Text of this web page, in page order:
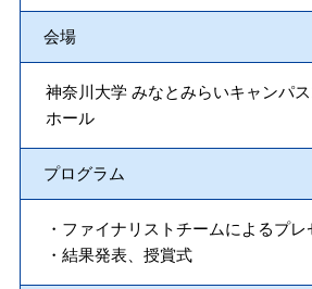
会場
神奈川大学 みなとみらいキャンパ
ホール
プログラム
・ファイナリストチームによるプ
・結果発表、授賞式